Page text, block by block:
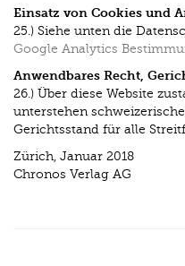
Einsatz von Cookies und
25.) Siehe unten die
Google Analytics
Anwendbares Recht,
26.) Über diese Website
unterstehen
Gerichtsstand für alle
Zürich, Januar 2018
Chronos Verlag AG